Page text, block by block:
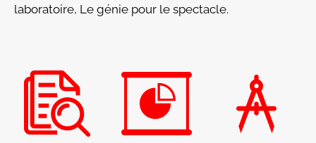
laboratoire, Le génie pour le spectacle.